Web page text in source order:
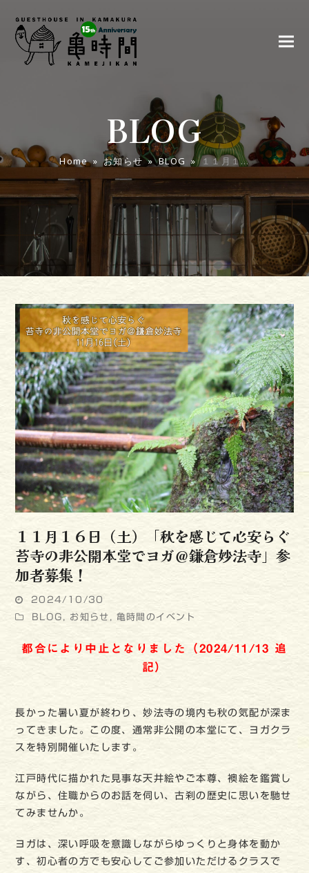
BLOG
Home» お知らせ»BLOG »１１月１…
１１月１６日（土）「秋を感じて心安らぐ
苔寺の非公開本堂でヨガ＠鎌倉妙法寺」参
加者募集！
2024/10/30
BLOG , お知らせ , 亀時間のイベント
都合により中止となりました（2024/11/13 追
記）
長かった暑い夏が終わり、妙法寺の境内も秋の気配が深ま
ってきました。この度、通常非公開の本堂にて、ヨガクラ
スを特別開催いたします。
江戸時代に描かれた見事な天井絵やご本尊、襖絵を鑑賞し
ながら、住職からのお話を伺い、古刹の歴史に思いを馳せ
てみませんか。
ヨガは、深い呼吸を意識しながらゆっくりと身体を動か
す、初心者の方でも安心してご参加いただけるクラスで